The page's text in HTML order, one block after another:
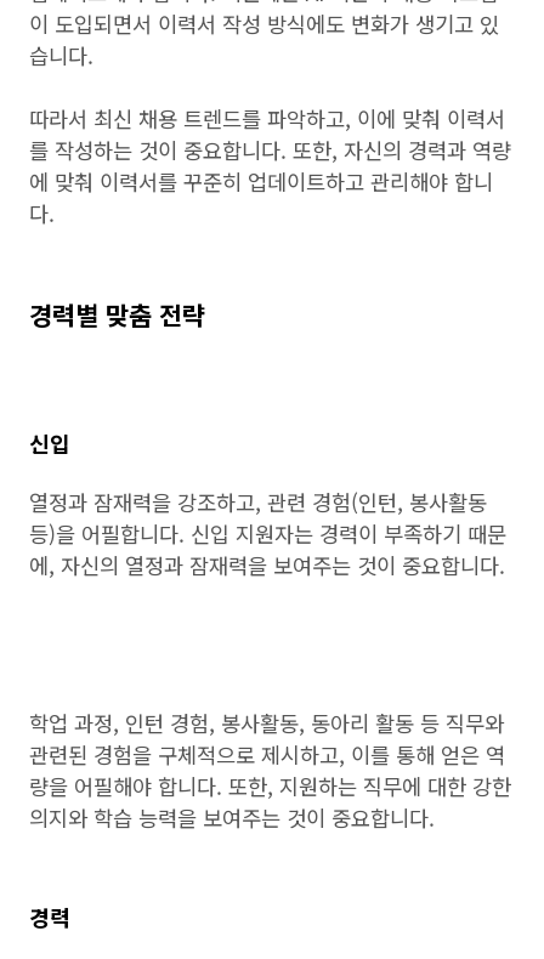
이 도입되면서 이력서 작성 방식에도 변화가 생기고 있
습니다.
따라서 최신 채용 트렌드를 파악하고, 이에 맞춰 이력서
를 작성하는 것이 중요합니다. 또한, 자신의 경력과 역량
에 맞춰 이력서를 꾸준히 업데이트하고 관리해야 합니
다.
경력별 맞춤 전략
신입
열정과 잠재력을 강조하고, 관련 경험(인턴, 봉사활동
등)을 어필합니다. 신입 지원자는 경력이 부족하기 때문
에, 자신의 열정과 잠재력을 보여주는 것이 중요합니다.
학업 과정, 인턴 경험, 봉사활동, 동아리 활동 등 직무와
관련된 경험을 구체적으로 제시하고, 이를 통해 얻은 역
량을 어필해야 합니다. 또한, 지원하는 직무에 대한 강한
의지와 학습 능력을 보여주는 것이 중요합니다.
경력